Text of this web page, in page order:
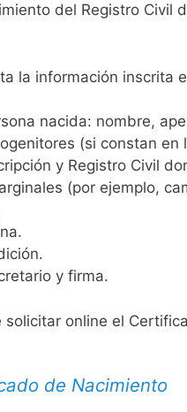
del Registro Civil
la información inscrita
nacida: nombre,
(si constan en
y Registro Civil
(por ejemplo,
y firma.
solicitar online el
de Nacimiento